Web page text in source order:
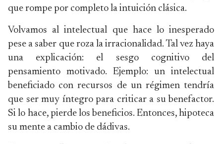
que rompe por completo la intuición clásica.
Volvamos al intelectual que hace lo inesperado
pese a saber que roza la irracionalidad. Tal vez haya
una explicación: el sesgo cognitivo del
pensamiento motivado. Ejemplo: un intelectual
beneficiado con recursos de un régimen tendría
que ser muy íntegro para criticar a su benefactor.
Si lo hace, pierde los beneficios. Entonces, hipoteca
su mente a cambio de dádivas.